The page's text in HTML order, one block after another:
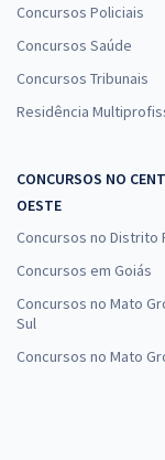
Concursos Policiais
Concursos Saúde
Concursos Tribunais
Residência
CONCURSOS NO
OESTE
Concursos no Distrito
Concursos em Goiás
Concursos no Mato
Sul
Concursos no Mato